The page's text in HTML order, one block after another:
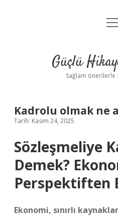
Yasal
Güçlü
Sağlam önerilerle
Kadrolu olmak ne
Tarih: Kasım 24, 2025
Sözleşmeliye
Demek?
Perspektiften
Ekonomi, sınırlı